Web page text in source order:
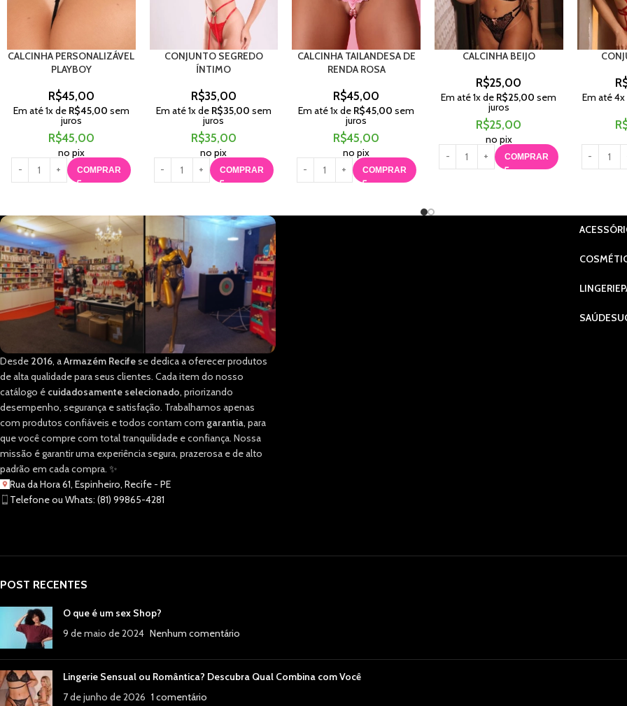
CALCINHA PERSONALIZÁVEL
PLAYBOY
R$45,00
Em até1x de R$45,00 sem
juros
R$45,00
no pix
COMPRAR
CONJUNTO SEGREDO
ÍNTIMO
R$35,00
Em até1x de R$35,00 sem
juros
R$35,00
no pix
COMPRAR
CALCINHA TAILANDESA DE
RENDA ROSA
R$45,00
Em até1x de R$45,00 sem
juros
R$45,00
no pix
COMPRAR
CALCINHA BEIJO
R$25,00
Em até1x de R$25,00 sem
juros
R$25,00
no pix
COMPRAR
Em até4x
Desde 2016, aArmazém Recifese dedica a oferecer produtos
de alta qualidade para seus clientes. Cada item do nosso
catálogo é cuidadosamente selecionado, priorizando
desempenho, segurança e satisfação. Trabalhamos apenas
com produtos confiáveis e todos contam com garantia, para
que você compre com total tranquilidade e confiança. Nossa
missão é garantir uma experiência segura, prazerosa e de alto
padrão em cada compra. ✨
Rua da Hora 61, Espinheiro, Recife - PE
Telefone ou Whats: (81) 99865-4281
LINGERIE
SAÚDE
POST RECENTES
O que é um sex Shop?
9 de maio de 2024 Nenhum comentário
Lingerie Sensual ou Romântica? Descubra Qual Combina com Você
7 de junho de 2026 1 comentário